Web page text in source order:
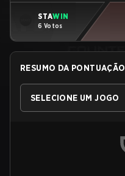
STAWIN
6 Votos
RESUMO DA PONTUAÇÃO
SELECIONE UM JOGO